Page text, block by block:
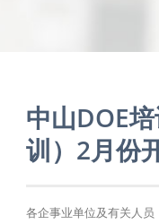
中山DOE
训）2月份
各企事业单位及有关人员